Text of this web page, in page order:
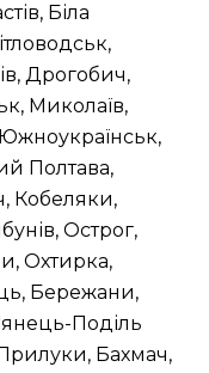
Біла
Дрогобич,
Миколаїв,
Полтава,
Кобеляки,
Острог,
Охтирка,
Бережани,
Поділь
Бахмач,